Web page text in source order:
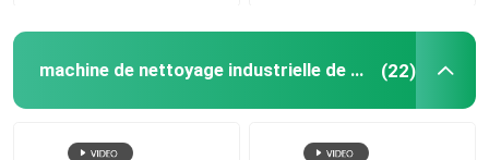
machine de nettoyage industrielle de jet d'eau (22)